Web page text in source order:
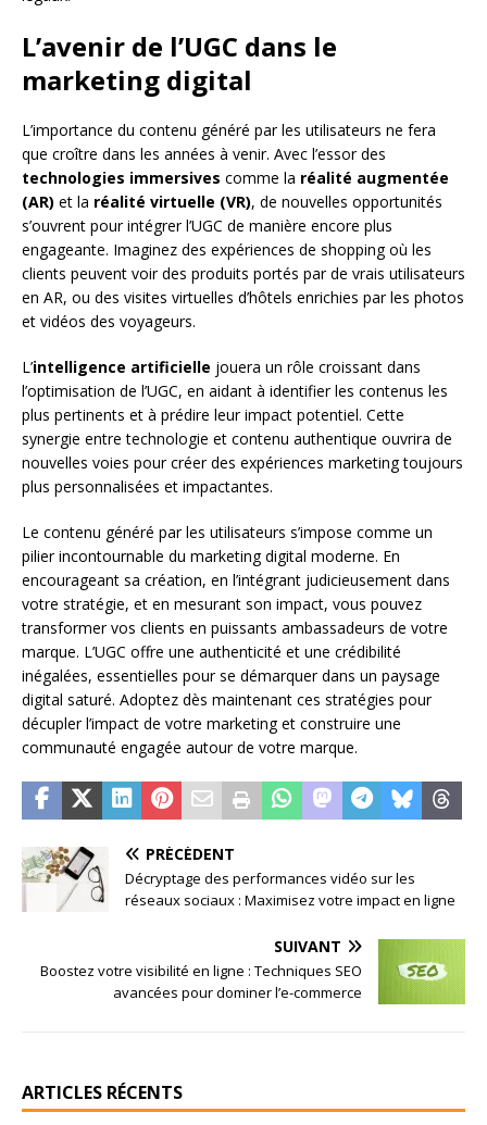
L’avenir de l’UGC dans le
marketing digital
L’importance du contenu généré par les utilisateurs ne fera
que croître dans les années à venir. Avec l’essor des
technologies immersives comme la réalité augmentée
(AR) et la réalité virtuelle (VR), de nouvelles opportunités
s’ouvrent pour intégrer l’UGC de manière encore plus
engageante. Imaginez des expériences de shopping où les
clients peuvent voir des produits portés par de vrais utilisateurs
en AR, ou des visites virtuelles d’hôtels enrichies par les photos
et vidéos des voyageurs.
L’intelligence artificielle jouera un rôle croissant dans
l’optimisation de l’UGC, en aidant à identifier les contenus les
plus pertinents et à prédire leur impact potentiel. Cette
synergie entre technologie et contenu authentique ouvrira de
nouvelles voies pour créer des expériences marketing toujours
plus personnalisées et impactantes.
Le contenu généré par les utilisateurs s’impose comme un
pilier incontournable du marketing digital moderne. En
encourageant sa création, en l’intégrant judicieusement dans
votre stratégie, et en mesurant son impact, vous pouvez
transformer vos clients en puissants ambassadeurs de votre
marque. L’UGC offre une authenticité et une crédibilité
inégalées, essentielles pour se démarquer dans un paysage
digital saturé. Adoptez dès maintenant ces stratégies pour
décupler l’impact de votre marketing et construire une
communauté engagée autour de votre marque.
PRÉCÉDENT
Décryptage des performances vidéo sur les
réseaux sociaux : Maximisez votre impact en ligne
SUIVANT
Boostez votre visibilité en ligne : Techniques SEO
avancées pour dominer l’e-commerce
ARTICLES RÉCENTS